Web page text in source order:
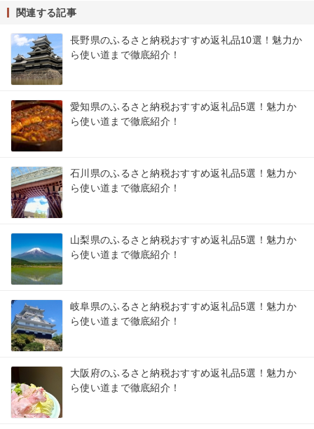
関連する記事
長野県のふるさと納税おすすめ返礼品10選！魅力か
ら使い道まで徹底紹介！
愛知県のふるさと納税おすすめ返礼品5選！魅力か
ら使い道まで徹底紹介！
石川県のふるさと納税おすすめ返礼品5選！魅力か
ら使い道まで徹底紹介！
山梨県のふるさと納税おすすめ返礼品5選！魅力か
ら使い道まで徹底紹介！
岐阜県のふるさと納税おすすめ返礼品5選！魅力か
ら使い道まで徹底紹介！
大阪府のふるさと納税おすすめ返礼品5選！魅力か
ら使い道まで徹底紹介！